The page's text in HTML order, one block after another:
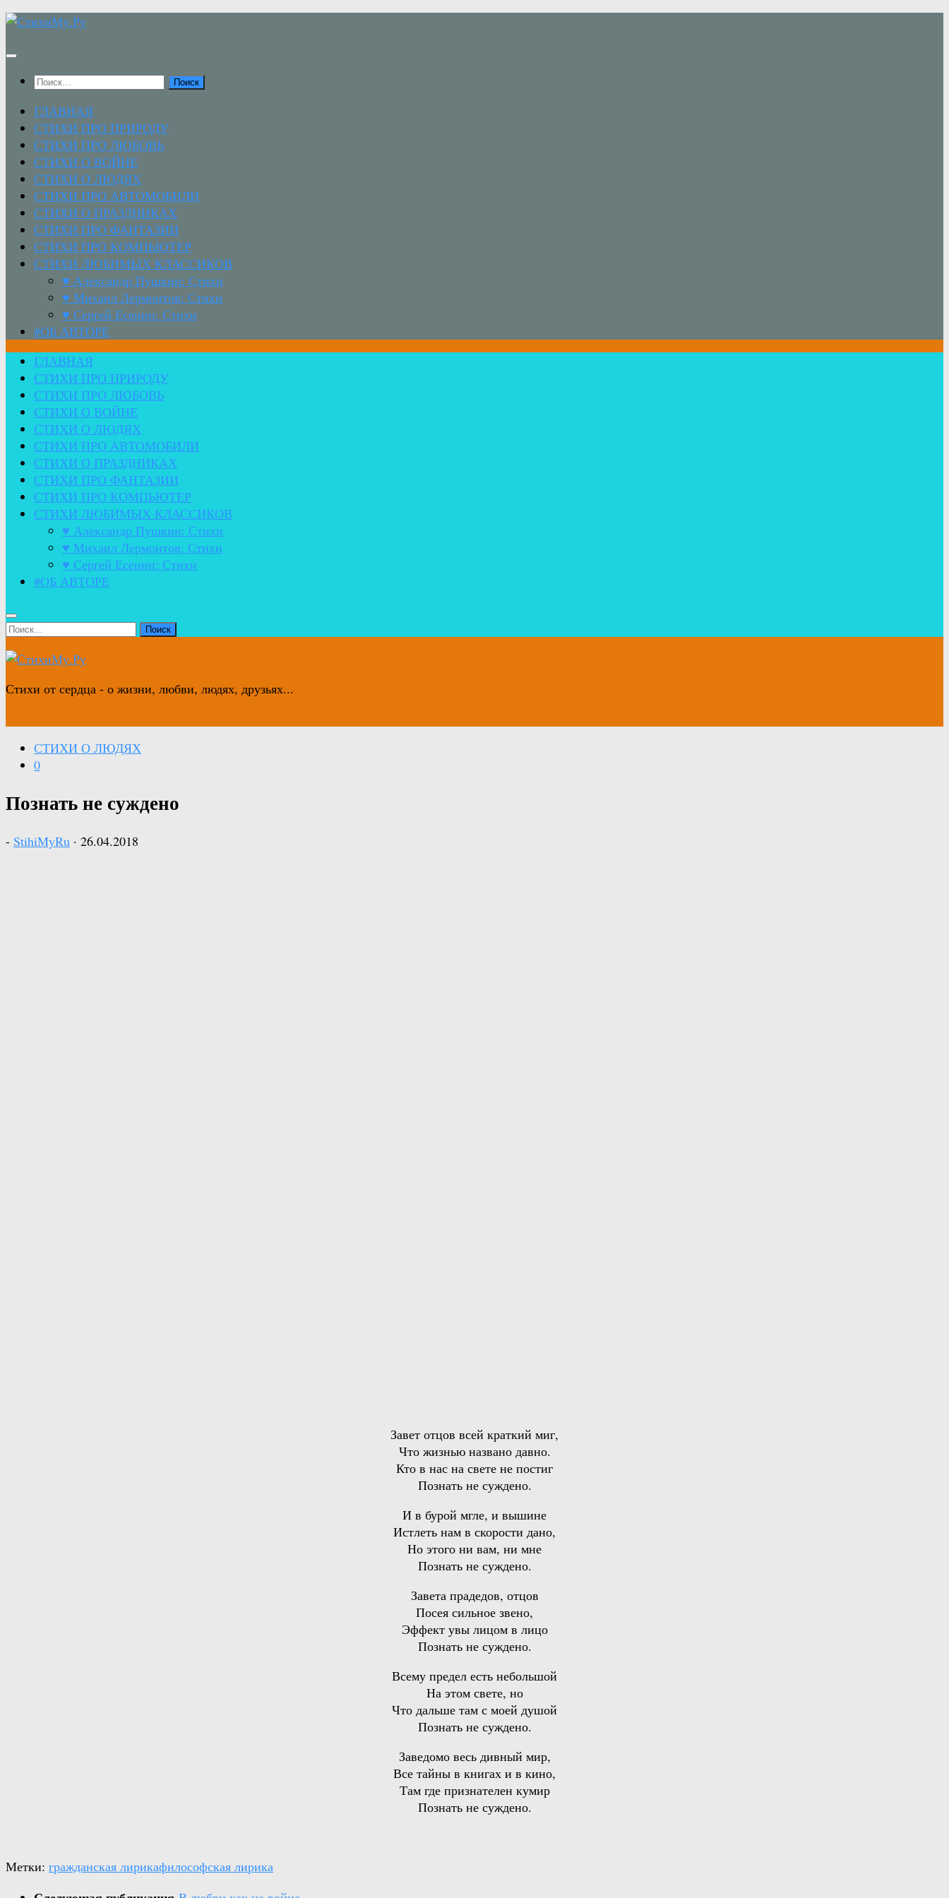
Перейти
содержимому
Найти:
ГЛАВНАЯ
СТИХИ ПРО ПРИРОДУ
СТИХИ ПРО ЛЮБОВЬ
СТИХИ О ВОЙНЕ
СТИХИ О ЛЮДЯХ
СТИХИ ПРО АВТОМОБИЛИ
СТИХИ О ПРАЗДНИКАХ
СТИХИ ПРО ФАНТАЗИИ
СТИХИ ПРО КОМПЬЮТЕР
СТИХИ ЛЮБИМЫХ КЛАССИКОВ
♥ Александр Пушкин: Стихи
♥ Михаил Лермонтов: Стихи
♥ Сергей Есенин: Стихи
#ОБ АВТОРЕ
ГЛАВНАЯ
СТИХИ ПРО ПРИРОДУ
СТИХИ ПРО ЛЮБОВЬ
СТИХИ О ВОЙНЕ
СТИХИ О ЛЮДЯХ
СТИХИ ПРО АВТОМОБИЛИ
СТИХИ О ПРАЗДНИКАХ
СТИХИ ПРО ФАНТАЗИИ
СТИХИ ПРО КОМПЬЮТЕР
СТИХИ ЛЮБИМЫХ КЛАССИКОВ
♥ Александр Пушкин: Стихи
♥ Михаил Лермонтов: Стихи
♥ Сергей Есенин: Стихи
#ОБ АВТОРЕ
Найти:
Стихи от сердца - о жизни, любви, людях, друзьях...
СТИХИ О ЛЮДЯХ
0
Познать не суждено
- StihiMyRu · 26.04.2018
Завет отцов всей краткий миг,
Что жизнью названо давно.
Кто в нас на свете не постиг
Познать не суждено.
И в бурой мгле, и вышине
Истлеть нам в скорости дано,
Но этого ни вам, ни мне
Познать не суждено.
Завета прадедов, отцов
Посея сильное звено,
Эффект увы лицом в лицо
Познать не суждено.
Всему предел есть небольшой
На этом свете, но
Что дальше там с моей душой
Познать не суждено.
Заведомо весь дивный мир,
Все тайны в книгах и в кино,
Там где признателен кумир
Познать не суждено.
Метки: гражданская лирикафилософская лирика